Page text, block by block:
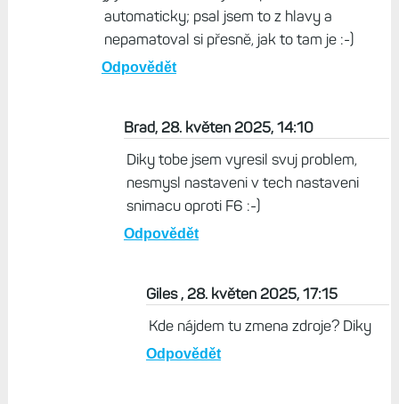
automaticky; psal jsem to z hlavy a
nepamatoval si přesně, jak to tam je :-)
Odpovědět
Brad, 28. květen 2025, 14:10
Diky tobe jsem vyresil svuj problem,
nesmysl nastaveni v tech nastaveni
snimacu oproti F6 :-)
Odpovědět
Giles , 28. květen 2025, 17:15
Kde nájdem tu zmena zdroje? Diky
Odpovědět